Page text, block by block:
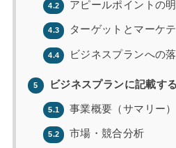
4.2 アピールポイントの
4.3 ターゲットとマーケ
4.4 ビジネスプランへの
5 ビジネスプランに記載す
5.1 事業概要（サマリー）
5.2 市場・競合分析